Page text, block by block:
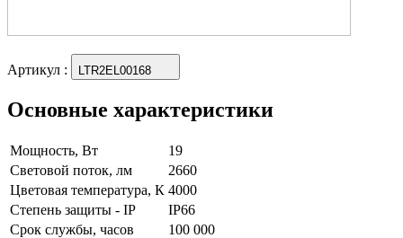
Артикул : LTR2EL00168
Основные характеристики
Мощность, Вт
19
Световой поток, лм
2660
Цветовая температура, К 4000
Степень защиты - IP
IP66
Срок службы, часов
100 000